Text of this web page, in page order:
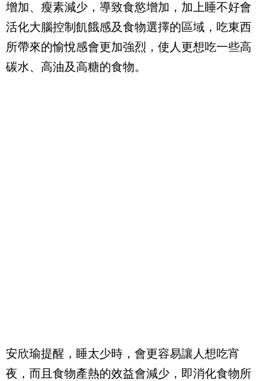
增加、瘦素減少，導致食慾增加，加上睡不好會
活化大腦控制飢餓感及食物選擇的區域，吃東西
所帶來的愉悅感會更加強烈，使人更想吃一些高
碳水、高油及高糖的食物。
安欣瑜提醒，睡太少時，會更容易讓人想吃宵
夜，而且食物產熱的效益會減少，即消化食物所